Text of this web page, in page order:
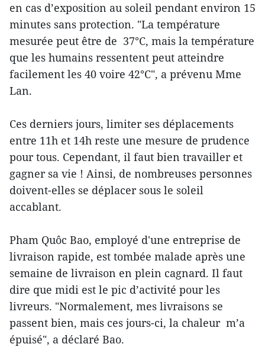
en cas d’exposition au soleil pendant environ 15
minutes sans protection. "La température
mesurée peut être de 37°C, mais la température
que les humains ressentent peut atteindre
facilement les 40 voire 42°C", a prévenu Mme
Lan.
Ces derniers jours, limiter ses déplacements
entre 11h et 14h reste une mesure de prudence
pour tous. Cependant, il faut bien travailler et
gagner sa vie ! Ainsi, de nombreuses personnes
doivent-elles se déplacer sous le soleil
accablant.
Pham Quôc Bao, employé d'une entreprise de
livraison rapide, est tombée malade après une
semaine de livraison en plein cagnard. Il faut
dire que midi est le pic d’activité pour les
livreurs. "Normalement, mes livraisons se
passent bien, mais ces jours-ci, la chaleur m’a
épuisé", a déclaré Bao.